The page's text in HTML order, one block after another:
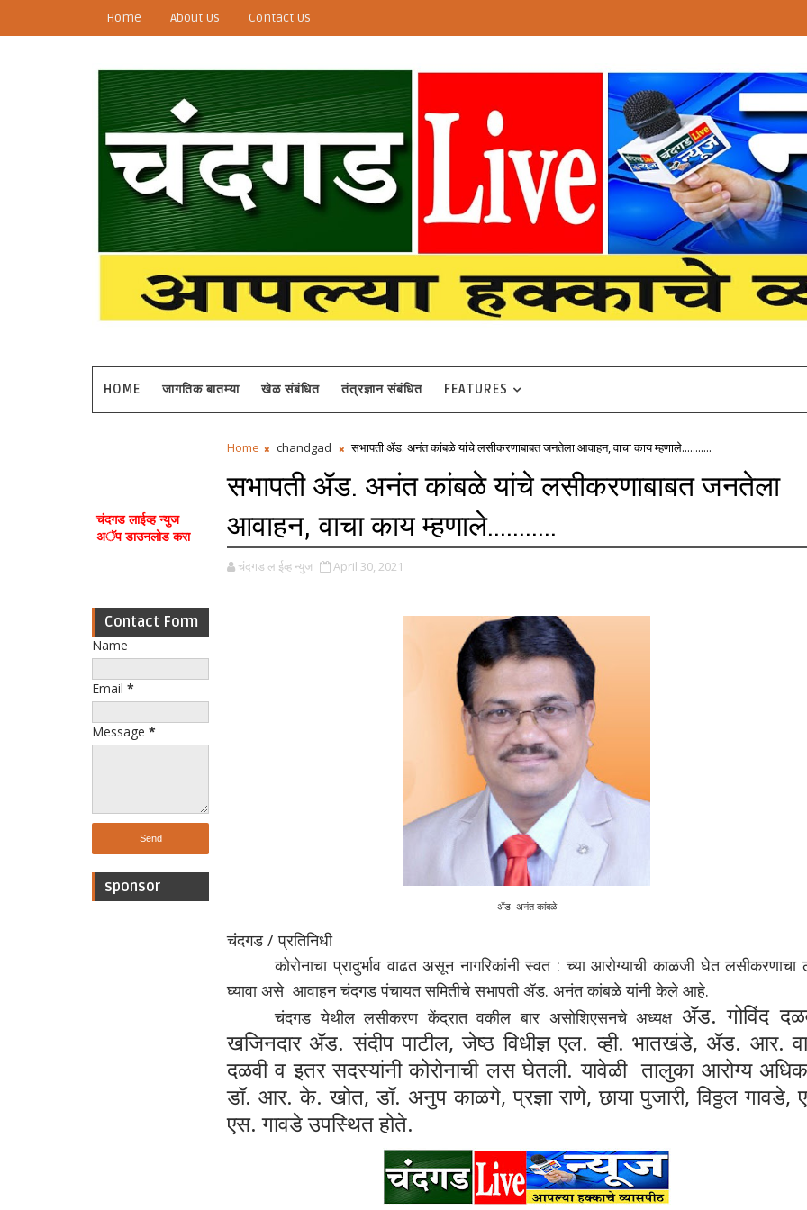
Home About Us Contact Us
HOME जागतिक बातम्या खेळ संबंधित तंत्रज्ञान संबंधित FEATURES
चंदगड लाईव्ह न्युज
अॅप डाउनलोड करा
Contact Form
Name
Email *
Message *
sponsor
Home chandgad सभापती ॲड. अनंत कांबळे यांचे लसीकरणाबाबत जनतेला आवाहन, वाचा काय म्हणाले...........
सभापती ॲड. अनंत कांबळे यांचे लसीकरणाबाबत जनतेला
आवाहन, वाचा काय म्हणाले...........
चंदगड लाईव्ह न्युज April 30, 2021
ॲड. अनंत कांबळे
चंदगड / प्रतिनिधी
कोरोनाचा प्रादुर्भाव वाढत असून नागरिकांनी स्वत : च्या आरोग्याची काळजी घेत लसीकरणाचा
घ्यावा असे आवाहन चंदगड पंचायत समितीचे सभापती ॲड. अनंत कांबळे यांनी केले आहे.
चंदगड येथील लसीकरण केंद्रात वकील बार असोशिएसनचे अध्यक्ष ॲड. गोविंद
खजिनदारॲड. संदीप पाटील, जेष्ठ विधीज्ञ एल. व्ही. भातखंडे,ॲड. आर.
दळवी व इतर सदस्यांनी कोरोनाची लस घेतली. यावेळी तालुका आरोग्य
डॉ. आर. के. खोत, डॉ. अनुप काळगे, प्रज्ञा राणे, छाया पुजारी, विठ्ठल गावडे,
एस. गावडे उपस्थित होते.